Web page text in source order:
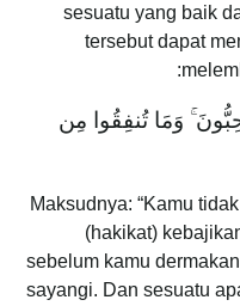
sesuatu yang baik
tersebut dapat
وَمَا تُنفِقُوا مِن
Maksudnya: “Kamu
(hakikat)
sebelum kamu
sayangi. Dan sesuatu